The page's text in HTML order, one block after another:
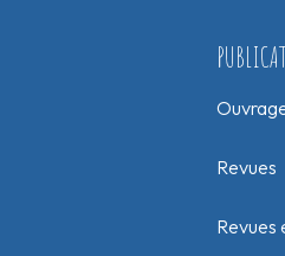
Revues
Revues